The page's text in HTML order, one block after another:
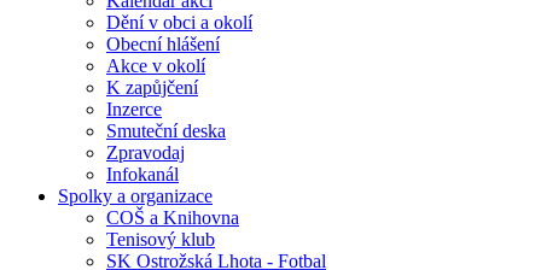
Dění v obci a okolí
Obecní hlášení
Akce v okolí
K zapůjčení
Inzerce
Smuteční deska
Zpravodaj
Infokanál
Spolky a organizace
COŠ a Knihovna
Tenisový klub
SK Ostrožská Lhota - Fotbal